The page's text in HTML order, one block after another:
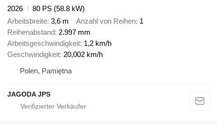
2026
80 PS (58.8 kW)
Arbeitsbreite 3,6 m Anzahl von Reihen 1
Reihenabstand 2.997 mm
Arbeitsgeschwindigkeit 1,2 km/h
Geschwindigkeit 20,002 km/h
Polen, Pamiętna
JAGODA JPS